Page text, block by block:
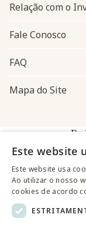
Relação com o
Fale Conosco
FAQ
Mapa do Site
Este website
Este website usa
Ao utilizar o nosso
cookies de acordo